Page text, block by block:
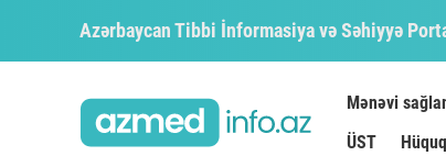
Azərbaycan Tibbi İnformasiya və Səhiyyə
Mənəvi
ÜST